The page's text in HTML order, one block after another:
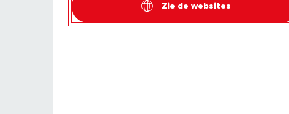
Zie de websites